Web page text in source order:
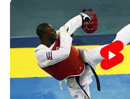
Sex Can Last 3 Hours
BOOSTARO